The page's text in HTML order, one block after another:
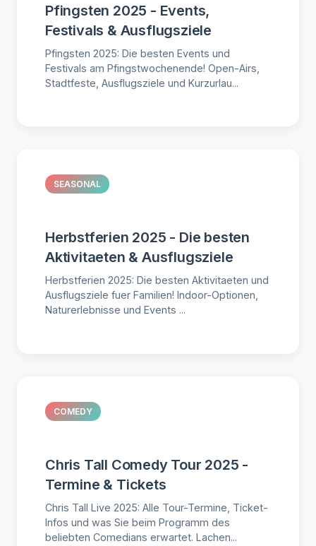
Pfingsten 2025 - Events,
Festivals & Ausflugsziele
Pfingsten 2025: Die besten Events und
Festivals am Pfingstwochenende! Open-Airs,
Stadtfeste, Ausflugsziele und Kurzurlau...
SEASONAL
Herbstferien 2025 - Die besten
Aktivitaeten & Ausflugsziele
Herbstferien 2025: Die besten Aktivitaeten und
Ausflugsziele fuer Familien! Indoor-Optionen,
Naturerlebnisse und Events ...
COMEDY
Chris Tall Comedy Tour 2025 -
Termine & Tickets
Chris Tall Live 2025: Alle Tour-Termine, Ticket-
Infos und was Sie beim Programm des
beliebten Comedians erwartet. Lachen...